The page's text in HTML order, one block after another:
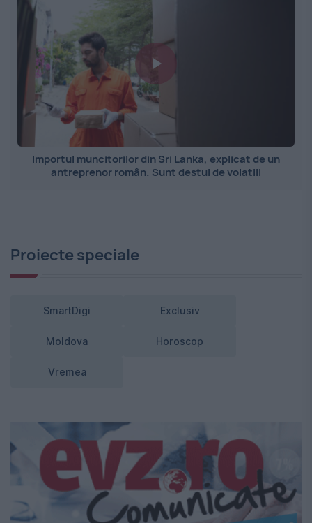
Importul muncitorilor din Sri Lanka, explicat de un
antreprenor român. Sunt destul de volatili
Proiecte speciale
SmartDigi Exclusiv
Moldova Horoscop
Vremea